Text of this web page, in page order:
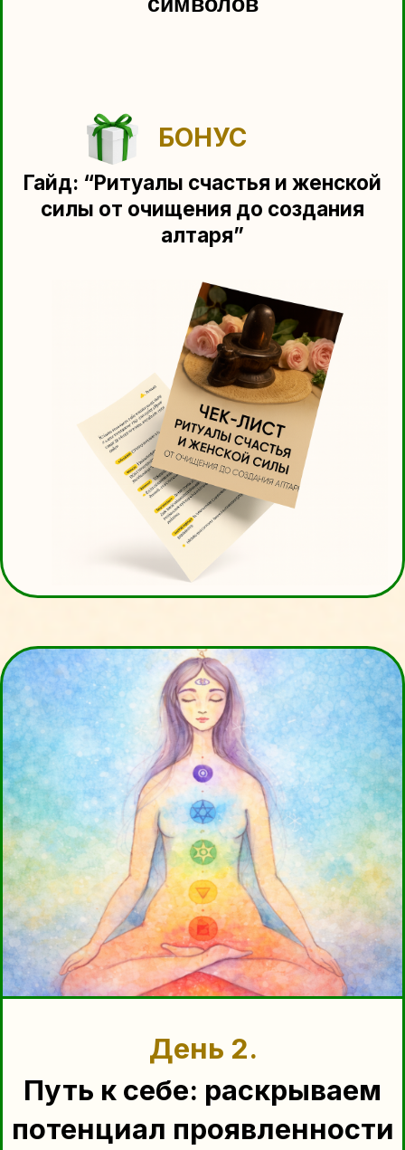
💰 Практика на открытие
денежного потока и внутреннего
доверия изобилию.
🌞 Арт-практика“Мандала —
Фундамент процветания”
💎 Настройка“Коды изобилия”
✨ «Наполнись энергией изобилия и
доверия»
Гайд: “Открой денежный поток:
диагностика и трансформация
финансовых блоков”
Энергия изобилия:
рисуй, медитируй,
притягивай!